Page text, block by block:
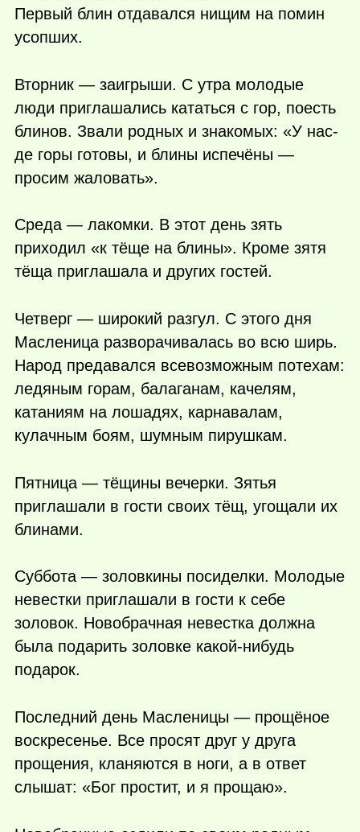
Первый блин отдавался нищим на помин
усопших.
Вторник — заигрыши. С утра молодые
люди приглашались кататься с гор, поесть
блинов. Звали родных и знакомых: «У нас-
де горы готовы, и блины испечёны —
просим жаловать».
Среда — лакомки. В этот день зять
приходил «к тёще на блины». Кроме зятя
тёща приглашала и других гостей.
Четверг — широкий разгул. С этого дня
Масленица разворачивалась во всю ширь.
Народ предавался всевозможным потехам:
ледяным горам, балаганам, качелям,
катаниям на лошадях, карнавалам,
кулачным боям, шумным пирушкам.
Пятница — тёщины вечерки. Зятья
приглашали в гости своих тёщ, угощали их
блинами.
Суббота — золовкины посиделки. Молодые
невестки приглашали в гости к себе
золовок. Новобрачная невестка должна
была подарить золовке какой-нибудь
подарок.
Последний день Масленицы — прощёное
воскресенье. Все просят друг у друга
прощения, кланяются в ноги, а в ответ
слышат: «Бог простит, и я прощаю».